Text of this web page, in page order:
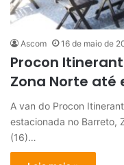
Ascom 16 de maio de
Procon
Zona Norte até
A van do Procon
estacionada no Barreto,
(16)…